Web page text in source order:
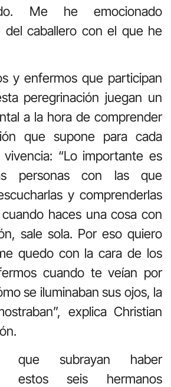
Me he emocionado
del caballero con el que he
y enfermos que participan
peregrinación juegan un
a la hora de comprender
que supone para cada
“Lo importante es
personas con las que
y comprenderlas
haces una cosa con
sale sola. Por eso quiero
quedo con la cara de los
cuando te veían por
se iluminaban sus ojos, la
explica Christian
que subrayan haber
estos seis hermanos